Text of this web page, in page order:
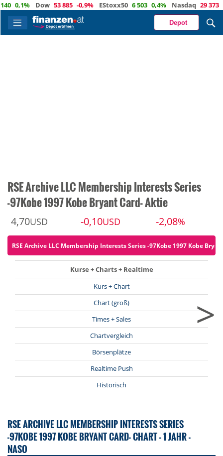
Dow 53 885 -0,9% EStoxx50 6 503 0,4% Nasdaq 29 373 -
Depot
RSE Archive LLC Membership Interests Series
-97Kobe 1997 Kobe Bryant Card- Aktie
4,70USD -0,10USD -2,08%
RSE Archive LLC Membership Interests Series -97Kobe 1997 Kobe
Kurse + Charts + Realtime
Kurs + Chart
Chart (groß)
Times + Sales
Chartvergleich
Börsenplätze
Realtime Push
Historisch
>
RSE ARCHIVE LLC MEMBERSHIP INTERESTS SERIES
-97KOBE 1997 KOBE BRYANT CARD- CHART - 1 JAHR -
NASO